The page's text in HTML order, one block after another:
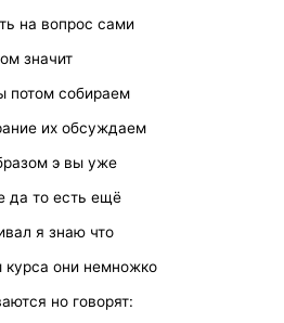
на вопрос сами
значит
потом собираем
их обсуждаем
э вы уже
да то есть ещё
я знаю что
курса они немножко
но говорят: